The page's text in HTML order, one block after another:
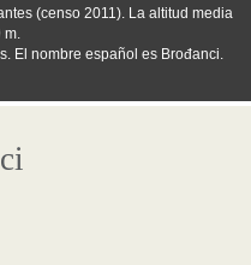
(censo 2011). La altitud media
m.
El nombre español es Brođanci.